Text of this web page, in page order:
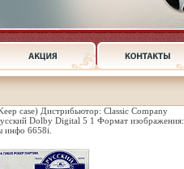
case) Дистрибьютор: Classic Company
Dolby Digital 5 1 Формат изображения:
инфо 6658i.